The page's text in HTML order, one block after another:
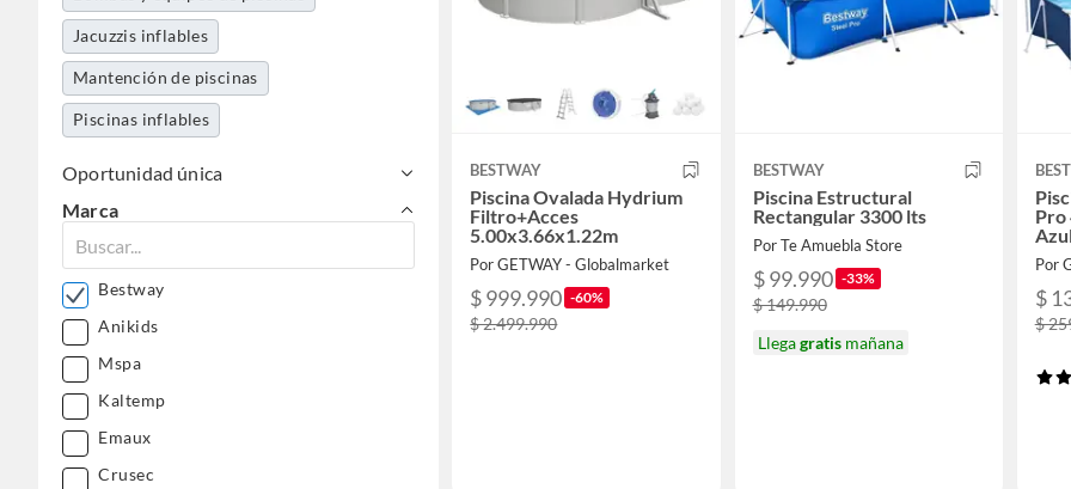
Jacuzzis inflables
Mantención de piscinas
Piscinas inflables
Oportunidad única
Marca
Bestway
Anikids
Mspa
Kaltemp
Emaux
Crusec
BESTWAY
Piscina Ovalada Hydrium
Filtro+Acces
5.00x3.66x1.22m
Por GETWAY - Globalmarket
$ 999.990 -60%
$ 2.499.990
BESTWAY
Piscina Estructural
Rectangular 3300 lts
Por Te Amuebla Store
$ 99.990 -33%
$ 149.990
Llegagratismañana
Pro
Por
$
$